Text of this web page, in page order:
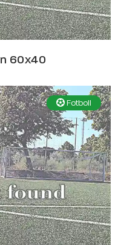
60x40
Fotboll